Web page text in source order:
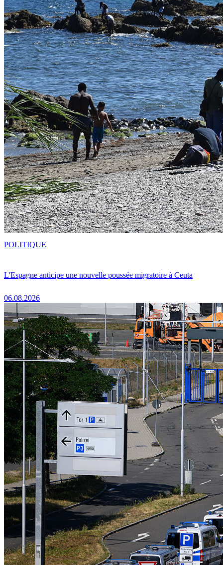
L'Espagne anticipe une nouvelle poussée migratoire à Ceuta
06.08.2026
POLITIQUE